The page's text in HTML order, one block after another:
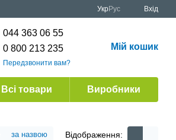
УкрРус Вхід
044 363 06 55
0 800 213 235
Передзвонити вам?
Мій кошик
Всі товари Виробники
за назвою Відображення: